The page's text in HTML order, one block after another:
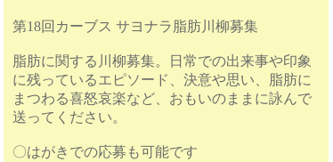
第18回カーブス サヨナラ脂肪川柳募集
脂肪に関する川柳募集。日常での出来事や印象
に残っているエピソード、決意や思い、脂肪に
まつわる喜怒哀楽など、おもいのままに詠んで
送ってください。
〇はがきでの応募も可能です